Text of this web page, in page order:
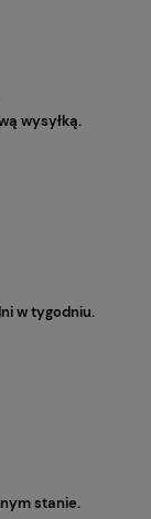
wysyłką.
w tygodniu.
stanie.